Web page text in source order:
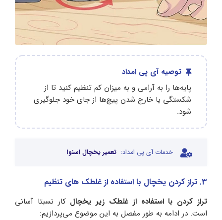
توصیه آی پی امداد
پایه‌ها را به آرامی و به میزان کم تنظیم کنید تا از
شکستگی یا خارج شدن پیچ‌ها از جای خود جلوگیری
شود.
خدمات آی پی امداد: تعمیر یخچال اسنوا
3. تراز کردن یخچال با استفاده از غلطک های تنظیم
تراز کردن با استفاده از غلطک زیر یخچال کار نسبتا آسانی
است. در ادامه به طور مفصل به این موضوع می‌پردازیم: